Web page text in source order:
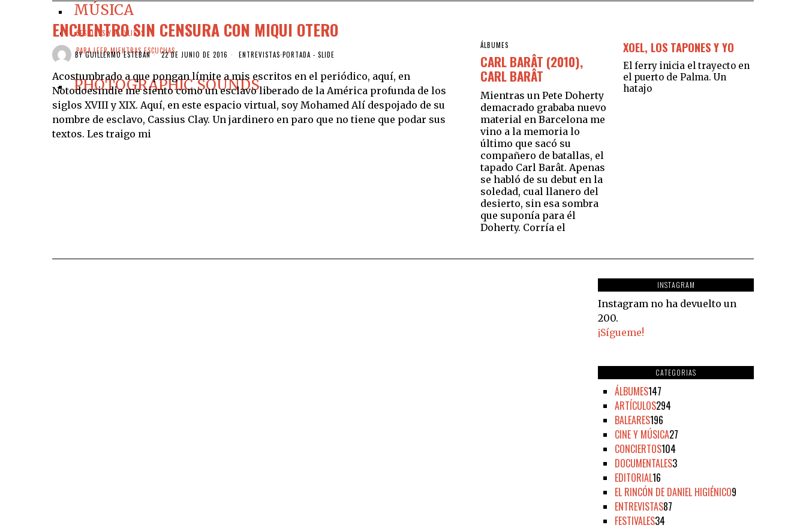
MÚSICA
SESIONES Y PLAYLISTS
PARA LEER MIENTRAS ESCUCHAS
PHOTOGRAPHIC SOUNDS
ENCUENTRO SIN CENSURA CON MIQUI OTERO
BYGUILLERMO ESTEBAN 22 DE JUNIO DE 2016 ENTREVISTAS·PORTADA - SLIDE
Acostumbrado a que pongan límite a mis escritos en el periódico, aquí, en
Notodoesindie me siento como un esclavo liberado de la América profunda de los
siglos XVIII y XIX. Aquí, en este espacio virtual, soy Mohamed Alí despojado de su
nombre de esclavo, Cassius Clay. Un jardinero en paro que no tiene que podar sus
textos. Les traigo mi
ÁLBUMES
CARL BARÂT (2010),
CARL BARÂT
Mientras un Pete Doherty
demacrado grababa nuevo
material en Barcelona me
vino a la memoria lo
último que sacó su
compañero de batallas, el
tapado Carl Barât. Apenas
se habló de su debut en la
soledad, cual llanero del
desierto, sin esa sombra
que suponía para él
Doherty. Corría el
XOEL, LOS TAPONES Y YO
El ferry inicia el trayecto en
el puerto de Palma. Un
hatajo
INSTAGRAM
Instagram no ha devuelto un
200.
¡Sígueme!
CATEGORIAS
ÁLBUMES147
ARTÍCULOS294
BALEARES196
CINE Y MÚSICA27
CONCIERTOS104
DOCUMENTALES3
EDITORIAL16
EL RINCÓN DE DANIEL HIGIÉNICO9
ENTREVISTAS87
FESTIVALES34